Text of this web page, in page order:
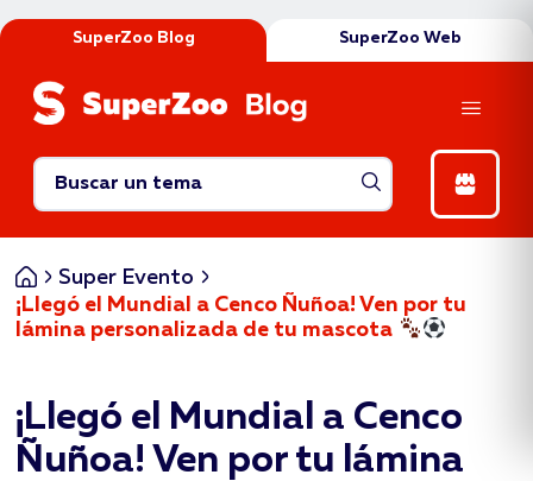
SuperZoo Blog SuperZoo Web
Abrir
InicioSuper Evento
¡Llegó el Mundial a Cenco Ñuñoa! Ven por tu
lámina personalizada de tu mascota
¡Llegó el Mundial a Cenco
Ñuñoa! Ven por tu lámina